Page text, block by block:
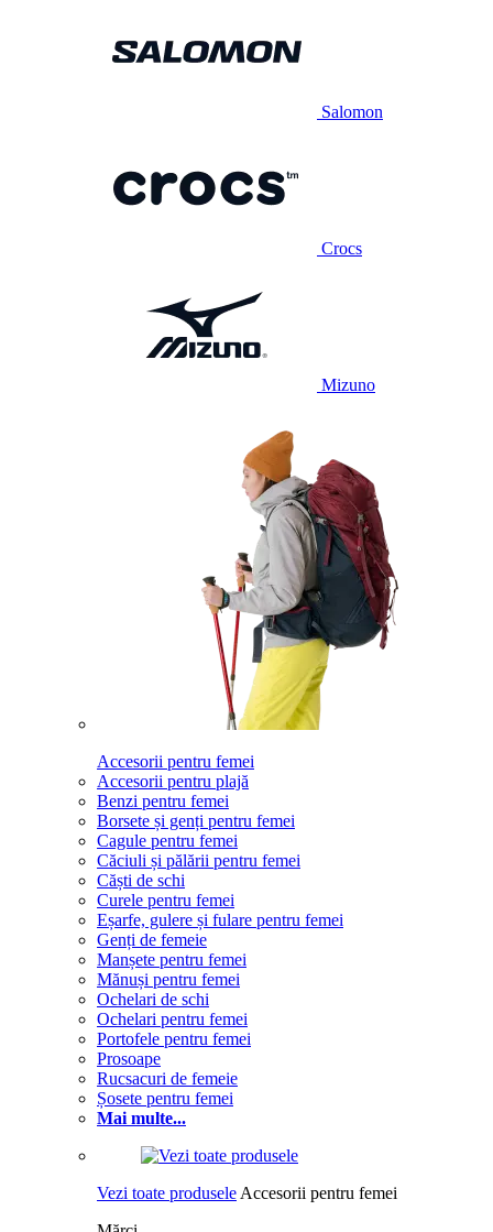
Salomon
Crocs
Mizuno
Accesorii pentru femei
Accesorii pentru plajă
Benzi pentru femei
Borsete și genți pentru femei
Cagule pentru femei
Căciuli și pălării pentru femei
Căști de schi
Curele pentru femei
Eșarfe, gulere și fulare pentru femei
Genți de femeie
Manșete pentru femei
Mănuși pentru femei
Ochelari de schi
Ochelari pentru femei
Portofele pentru femei
Prosoape
Rucsacuri de femeie
Șosete pentru femei
Mai multe...
Vezi toate produsele Accesorii pentru femei